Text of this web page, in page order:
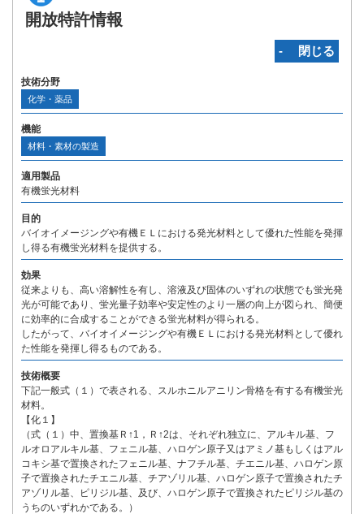
開放特許情報
‐ 閉じる
技術分野
化学・薬品
機能
材料・素材の製造
適用製品
有機蛍光材料
目的
バイオイメージングや有機ＥＬにおける発光材料として優れた性能を発揮
し得る有機蛍光材料を提供する。
効果
従来よりも、高い溶解性を有し、溶液及び固体のいずれの状態でも蛍光発
光が可能であり、蛍光量子効率や安定性のより一層の向上が図られ、簡便
に効率的に合成することができる蛍光材料が得られる。
したがって、バイオイメージングや有機ＥＬにおける発光材料として優れ
た性能を発揮し得るものである。
技術概要
下記一般式（１）で表される、スルホニルアニリン骨格を有する有機蛍光
材料。
【化１】
（式（１）中、置換基Ｒ↑1，Ｒ↑2は、それぞれ独立に、アルキル基、フ
ルオロアルキル基、フェニル基、ハロゲン原子又はアミノ基もしくはアル
コキシ基で置換されたフェニル基、ナフチル基、チエニル基、ハロゲン原
子で置換されたチエニル基、チアゾリル基、ハロゲン原子で置換されたチ
アゾリル基、ピリジル基、及び、ハロゲン原子で置換されたピリジル基の
うちのいずれかである。）